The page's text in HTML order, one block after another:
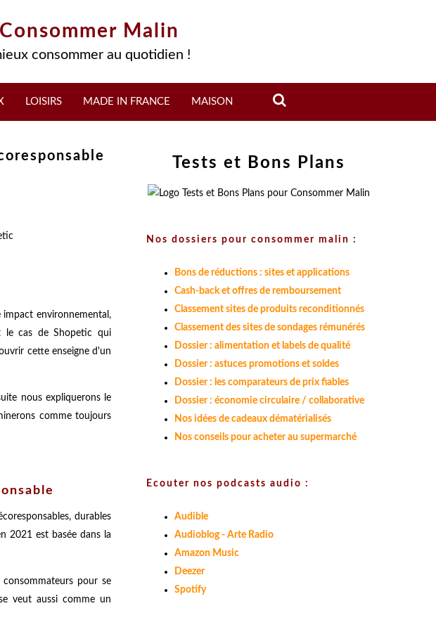
Malin
consommer au quotidien !
LOISIRS MADE IN FRANCE MAISON
environnemental,
le cas de Shopetic qui
cette enseigne d'un
nous expliquerons le
comme toujours
durables
2021 est basée dans la
pour se
veut aussi comme un
Tests et Bons Plans
Nos dossiers pour consommer malin :
Bons de réductions : sites et applications
Cash-back et offres de remboursement
Classement sites de produits reconditionnés
Classement des sites de sondages rémunérés
Dossier : alimentation et labels de qualité
Dossier : astuces promotions et soldes
Dossier : les comparateurs de prix fiables
Dossier : économie circulaire / collaborative
Nos idées de cadeaux dématérialisés
Nos conseils pour acheter au supermarché
Ecouter nos podcasts audio :
Audible
Audioblog - Arte Radio
Amazon Music
Deezer
Spotify